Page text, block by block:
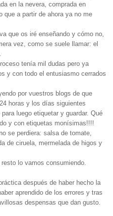
en la nevera, comprada en
que a partir de ahora ya no me
que os iré enseñando y cómo no,
vez, como se suele llamar: el
tenía mil dudas pero ya
y con todo el entusiasmo cerrados
por vuestros blogs de que
horas y los días siguientes
luego etiquetar y guardar. Qué
y con etiquetas monísimas!!!!
se perdiera: salsa de tomate,
de ciruela, mermelada de higos y
lo vamos consumiendo.
después de haber hecho la
aprendido de los errores y tras
despensas que dan gusto.